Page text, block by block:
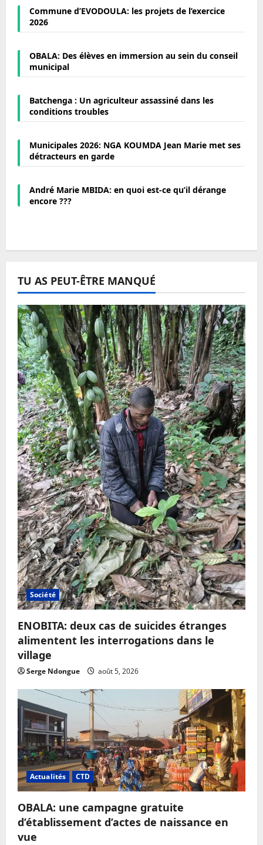
Commune d’EVODOULA: les projets de l’exercice
2026
OBALA: Des élèves en immersion au sein du conseil
municipal
Batchenga : Un agriculteur assassiné dans les
conditions troubles
Municipales 2026: NGA KOUMDA Jean Marie met ses
détracteurs en garde
André Marie MBIDA: en quoi est-ce qu’il dérange
encore ???
TU AS PEUT-ÊTRE MANQUÉ
Société
ENOBITA: deux cas de suicides étranges
alimentent les interrogations dans le
village
Serge Ndongue août 5, 2026
Actualités CTD
OBALA: une campagne gratuite
d’établissement d’actes de naissance en
vue